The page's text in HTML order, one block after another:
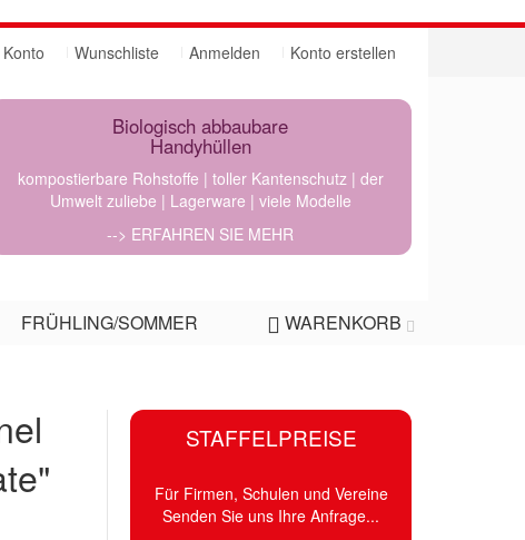
Wunschliste Anmelden Konto erstellen
Biologisch abbaubare
Handyhüllen
kompostierbare Rohstoffe | toller Kantenschutz | der
Umwelt zuliebe | Lagerware | viele Modelle
--> ERFAHREN SIE MEHR
WARENKORB
FRÜHLING/SOMMER
STAFFELPREISE
Für Firmen, Schulen und Vereine
Senden Sie uns Ihre Anfrage...